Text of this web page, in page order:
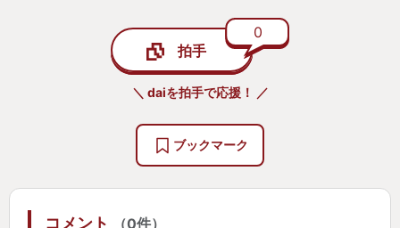
拍手
0
＼ daiを拍手で応援！ ／
ブックマーク
コメント （0件）